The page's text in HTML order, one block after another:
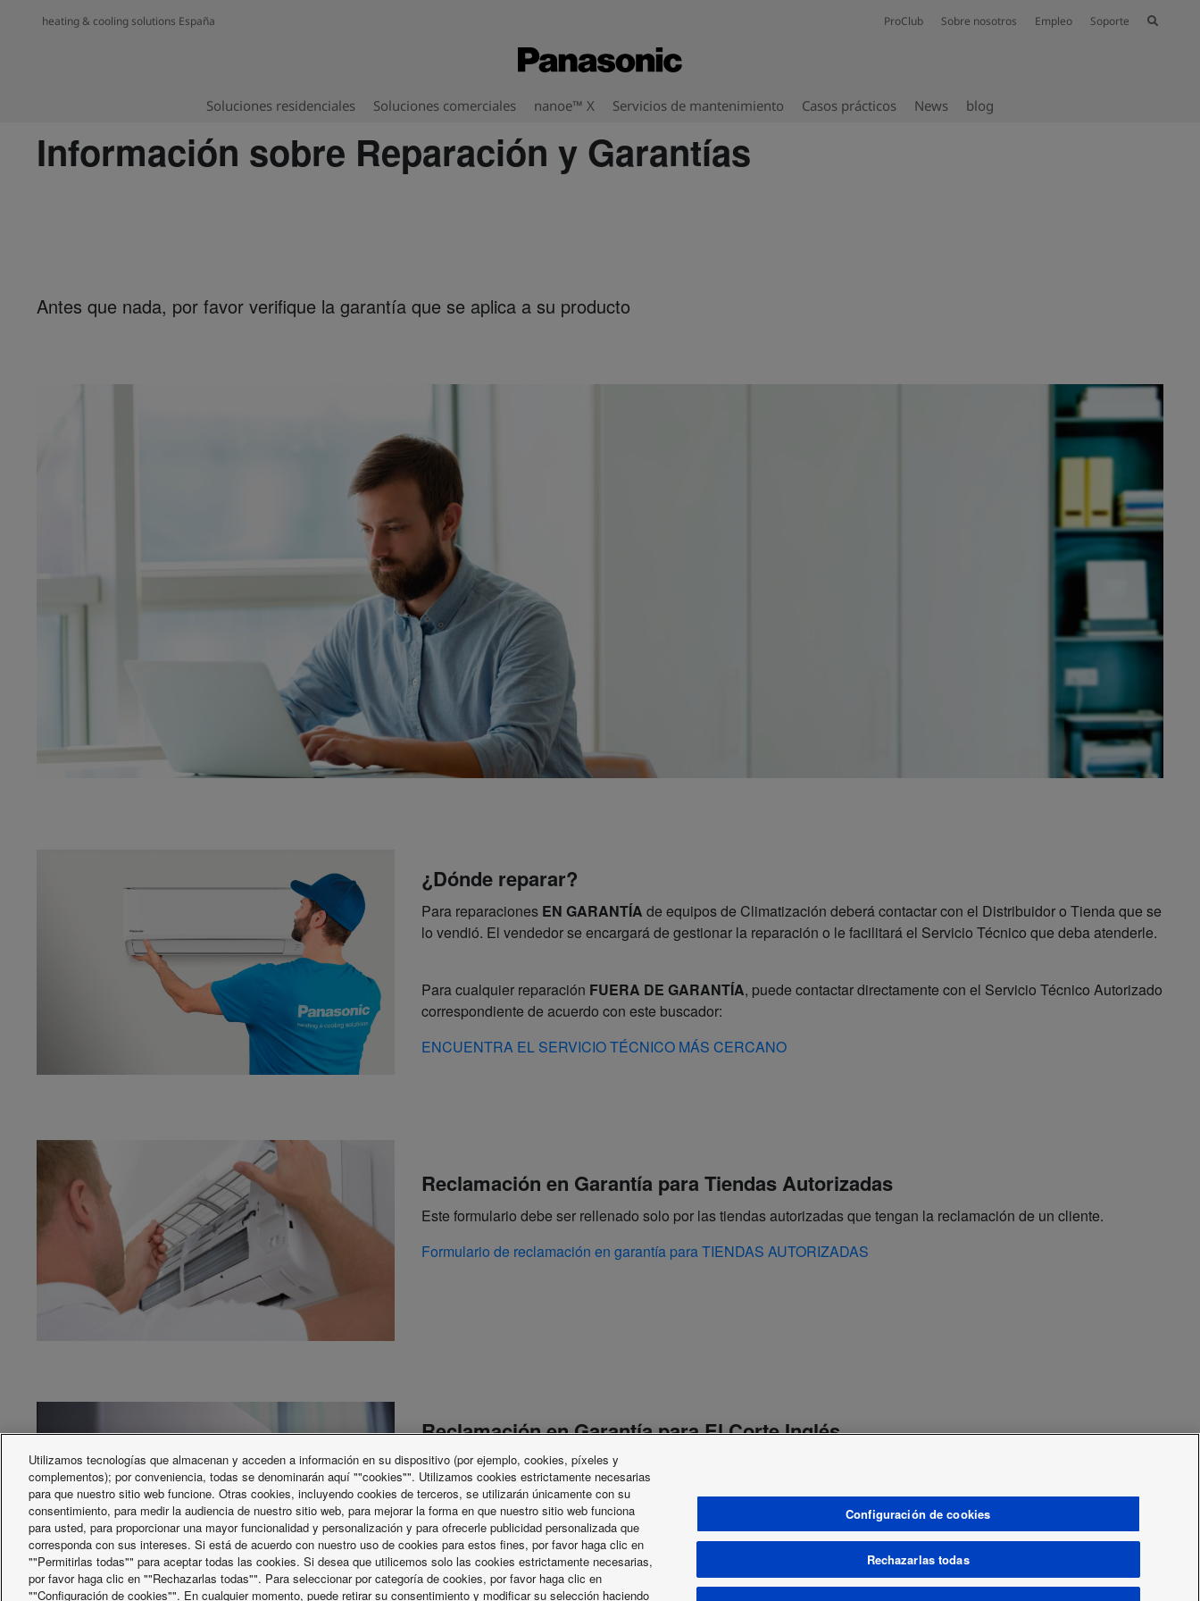
heating & cooling solutions España ProClub Sobre nosotros Empleo Soporte
Soluciones residenciales Soluciones comerciales nanoe™ X Servicios de mantenimiento Casos prácticos News blog
Información sobre Reparación y Garantías
Antes que nada, por favor verifique la garantía que se aplica a su producto
¿Dónde reparar?
Para reparaciones EN GARANTÍA de equipos de Climatización deberá contactar con el Distribuidor o Tienda que se
lo vendió. El vendedor se encargará de gestionar la reparación o le facilitará el Servicio Técnico que deba atenderle.
Para cualquier reparación FUERA DE GARANTÍA, puede contactar directamente con el Servicio Técnico Autorizado
correspondiente de acuerdo con este buscador:
ENCUENTRA EL SERVICIO TÉCNICO MÁS CERCANO
Reclamación en Garantía para Tiendas Autorizadas
Este formulario debe ser rellenado solo por las tiendas autorizadas que tengan la reclamación de un cliente.
Formulario de reclamación en garantía para TIENDAS AUTORIZADAS
Reclamación en Garantía para El Corte Inglés
Este formulario debe ser rellenado solo por los establecimientos de la cadena El Corte Inglés.
Formulario de reclamación en garantía para EL CORTE INGLÉS
Utilizamos tecnologías que almacenan y acceden a información en su dispositivo (por ejemplo, cookies, píxeles y
complementos); por conveniencia, todas se denominarán aquí ""cookies"". Utilizamos cookies estrictamente necesarias
para que nuestro sitio web funcione. Otras cookies, incluyendo cookies de terceros, se utilizarán únicamente con su
consentimiento, para medir la audiencia de nuestro sitio web, para mejorar la forma en que nuestro sitio web funciona
para usted, para proporcionar una mayor funcionalidad y personalización y para ofrecerle publicidad personalizada que
corresponda con sus intereses. Si está de acuerdo con nuestro uso de cookies para estos fines, por favor haga clic en
""Permitirlas todas"" para aceptar todas las cookies. Si desea que utilicemos solo las cookies estrictamente necesarias,
por favor haga clic en ""Rechazarlas todas"". Para seleccionar por categoría de cookies, por favor haga clic en
""Configuración de cookies"". En cualquier momento, puede retirar su consentimiento y modificar su selección haciendo
Configuración de cookies
Rechazarlas todas